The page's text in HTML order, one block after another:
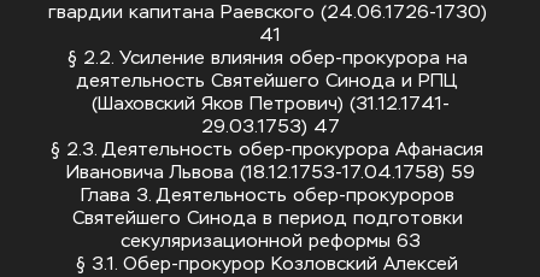
гвардии капитана Раевского (24.06.1726-1730)
41
§ 2.2. Усиление влияния обер-прокурора на
деятельность Святейшего Синода и РПЦ
(Шаховский Яков Петрович) (31.12.1741-
29.03.1753) 47
§ 2.3. Деятельность обер-прокурора Афанасия
Ивановича Львова (18.12.1753-17.04.1758) 59
Глава 3. Деятельность обер-прокуроров
Святейшего Синода в период подготовки
секуляризационной реформы 63
§ 3.1. Обер-прокурор Козловский Алексей